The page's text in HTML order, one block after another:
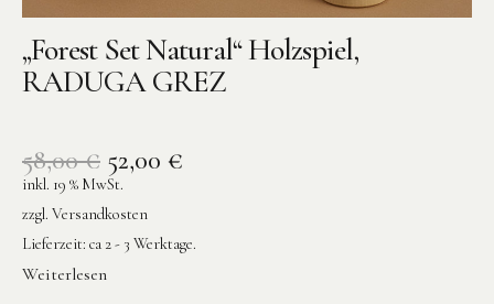
„Forest Set Natural“ Holzspiel,
RADUGA GREZ
58,00€ 52,00 €
inkl. 19 % MwSt.
zzgl. Versandkosten
Lieferzeit: ca 2 - 3 Werktage.
Weiterlesen